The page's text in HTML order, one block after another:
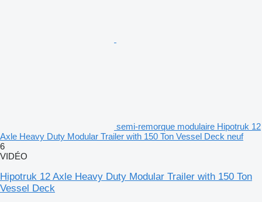
semi-remorque modulaire Hipotruk 12
Axle Heavy Duty Modular Trailer with 150 Ton Vessel Deck neuf
6
VIDÉO
Hipotruk 12 Axle Heavy Duty Modular Trailer with 150 Ton
Vessel Deck